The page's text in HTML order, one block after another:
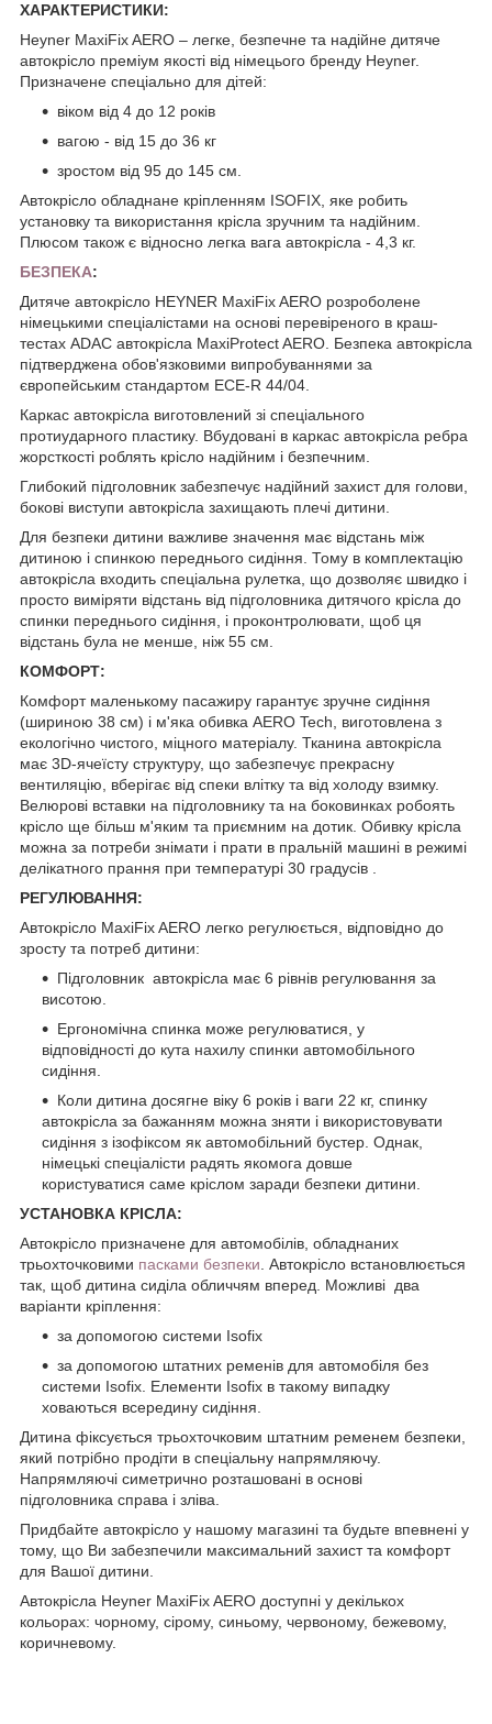
ХАРАКТЕРИСТИКИ:
Heyner MaxiFix AERO – легке, безпечне та надійне дитяче
автокрісло преміум якості від німецього бренду Heyner.
Призначене спеціально для дітей:
віком від 4 до 12 років
вагою - від 15 до 36 кг
зростом від 95 до 145 см.
Автокрісло обладнане кріпленням ISOFIX, яке робить
установку та використання крісла зручним та надійним.
Плюсом також є відносно легка вага автокрісла - 4,3 кг.
БЕЗПЕКА:
Дитяче автокрісло HEYNER MaxiFix AERO розроболене
німецькими спеціалістами на основі перевіреного в краш-
тестах ADAC автокрісла MaxiProtect AERO. Безпека автокрісла
підтверджена обов'язковими випробуваннями за
європейським стандартом ECE-R 44/04.
Каркас автокрісла виготовлений зі спеціального
протиударного пластику. Вбудовані в каркас автокрісла ребра
жорсткості роблять крісло надійним і безпечним.
Глибокий підголовник забезпечує надійний захист для голови,
бокові виступи автокрісла захищають плечі дитини.
Для безпеки дитини важливе значення має відстань між
дитиною і спинкою переднього сидіння. Тому в комплектацію
автокрісла входить спеціальна рулетка, що дозволяє швидко і
просто виміряти відстань від підголовника дитячого крісла до
спинки переднього сидіння, і проконтролювати, щоб ця
відстань була не менше, ніж 55 см.
КОМФОРТ:
Комфорт маленькому пасажиру гарантує зручне сидіння
(шириною 38 см) і м'яка обивка AERO Tech, виготовлена з
екологічно чистого, міцного матеріалу. Тканина автокрісла
має 3D-ячеїсту структуру, що забезпечує прекрасну
вентиляцію, вберігає від спеки влітку та від холоду взимку.
Велюрові вставки на підголовнику та на боковинках робоять
крісло ще більш м'яким та приємним на дотик. Обивку крісла
можна за потреби знімати і прати в пральній машині в режимі
делікатного прання при температурі 30 градусів .
РЕГУЛЮВАННЯ:
Автокрісло MaxiFix AERO легко регулюється, відповідно до
зросту та потреб дитини:
Підголовник автокрісла має 6 рівнів регулювання за
висотою.
Ергономічна спинка може регулюватися, у
відповідності до кута нахилу спинки автомобільного
сидіння.
Коли дитина досягне віку 6 років і ваги 22 кг, спинку
автокрісла за бажанням можна зняти і використовувати
сидіння з ізофіксом як автомобільний бустер. Однак,
німецькі спеціалісти радять якомога довше
користуватися саме кріслом заради безпеки дитини.
УСТАНОВКА КРІСЛА:
Автокрісло призначене для автомобілів, обладнаних
трьохточковими пасками безпеки. Автокрісло встановлюється
так, щоб дитина сиділа обличчям вперед. Можливі два
варіанти кріплення:
за допомогою системи Іsofix
за допомогою штатних ременів для автомобіля без
системи Іsofix. Елементи Іsofix в такому випадку
ховаються всередину сидіння.
Дитина фіксується трьохточковим штатним ременем безпеки,
який потрібно продіти в спеціальну напрямляючу.
Напрямляючі симетрично розташовані в основі
підголовника справа і зліва.
Придбайте автокрісло у нашому магазині та будьте впевнені у
тому, що Ви забезпечили максимальний захист та комфорт
для Вашої дитини.
Автокрісла Heyner MaxiFix AERO доступні у декількох
кольорах: чорному, сірому, синьому, червоному, бежевому,
коричневому.